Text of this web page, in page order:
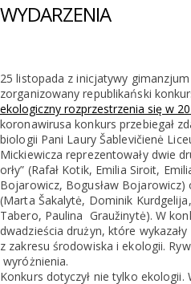
WYDARZENIA
25 listopada z inicjatywy
zorganizowany republikański
ekologiczny rozprzestrzenia się w
koronawirusa konkurs przebiegał
biologii Pani Laury Šablevičienė
Mickiewicza reprezentowały dwie
orły” (Rafał Kotik, Emilia Siroit,
Bojarowicz, Bogusław Bojarowicz)
(Marta Šakalytė, Dominik
Tabero, Paulina Graužinytė). W
dwadzieścia drużyn, które
z zakresu środowiska i ekologii.
wyróżnienia.
Konkurs dotyczył nie tylko ekologii.